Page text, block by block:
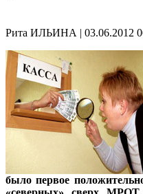
Рита ИЛЬИНА | 03.06.2012
было первое